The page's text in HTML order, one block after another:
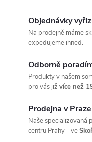
Objednávky
Na prodejně máme
expedujeme ihned.
Odborně
Produkty v našem
pro vás již více než
Prodejna v Praze
Naše specializovaná
centru Prahy - ve